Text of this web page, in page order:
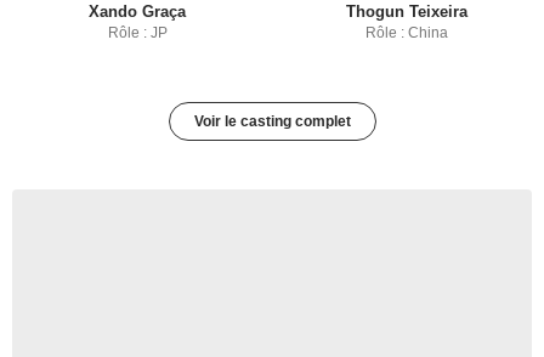
Xando Graça
Rôle : JP
Thogun Teixeira
Rôle : China
Voir le casting complet